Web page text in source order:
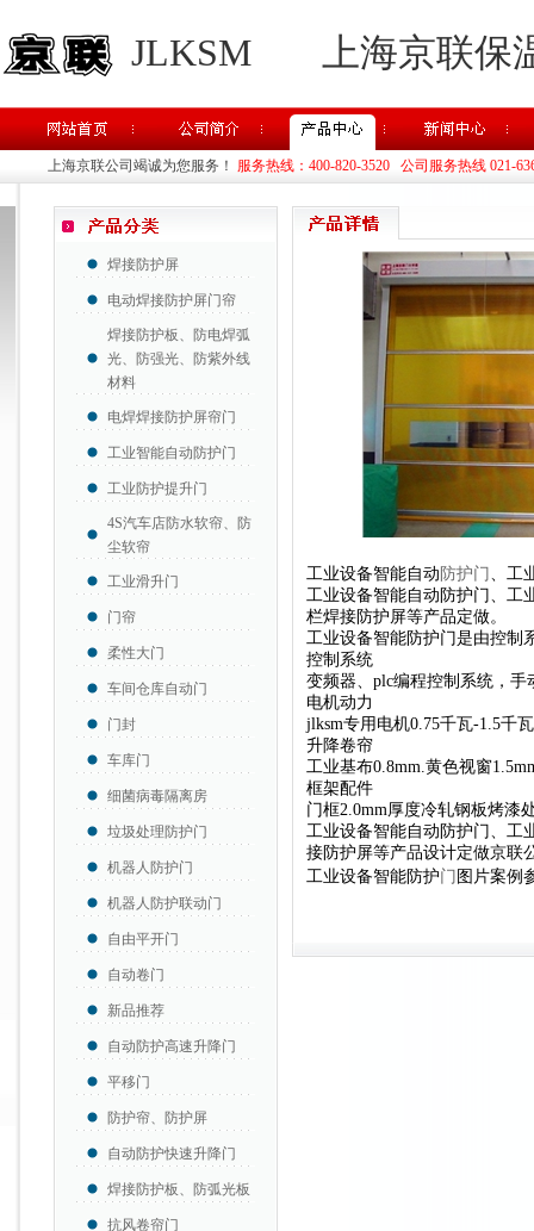
JLKSM 上海京联
上海京联公司竭诚为您服务！ 服务热线：400-820-3520 公司服务热线 021-
焊接防护屏
电动焊接防护屏门帘
焊接防护板、防电焊弧
光、防强光、防紫外线
材料
电焊焊接防护屏帘门
工业智能自动防护门
工业防护提升门
4S汽车店防水软帘、防
尘软帘
工业滑升门
门帘
柔性大门
车间仓库自动门
门封
车库门
细菌病毒隔离房
垃圾处理防护门
机器人防护门
机器人防护联动门
自由平开门
自动卷门
新品推荐
自动防护高速升降门
平移门
防护帘、防护屏
自动防护快速升降门
焊接防护板、防弧光板
抗风卷帘门
工业设备智能自动 防护门 、工
工业设备智能自动防护门、工
栏焊接防护屏等产品定做。
工业设备智能防护门是由控制
控制系统
变频器、plc编程控制系统，
电机动力
jlksm专用电机0.75千瓦-1.5千
升降卷帘
工业基布0.8mm.黄色视窗
框架配件
门框2.0mm厚度冷轧钢板烤漆
工业设备智能自动防护门、工
接防护屏等产品设计定做京联
工业设备智能防护门 图片案例